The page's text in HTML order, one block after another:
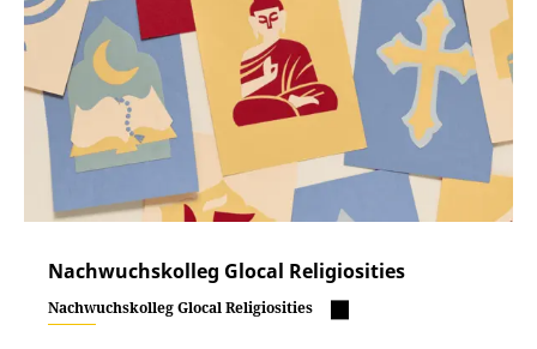
Nachwuchskolleg Glocal Religiosities
Nachwuchskolleg Glocal Religiosities